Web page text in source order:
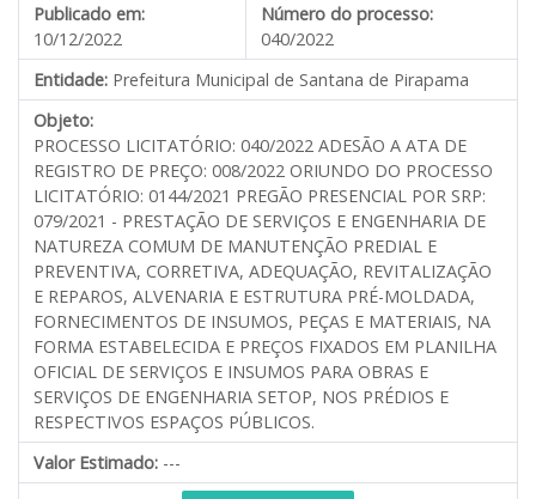
Publicado em:
10/12/2022
Número do processo:
040/2022
Entidade: Prefeitura Municipal de Santana de Pirapama
Objeto:
PROCESSO LICITATÓRIO: 040/2022 ADESÃO A ATA DE
REGISTRO DE PREÇO: 008/2022 ORIUNDO DO PROCESSO
LICITATÓRIO: 0144/2021 PREGÃO PRESENCIAL POR SRP:
079/2021 - PRESTAÇÃO DE SERVIÇOS E ENGENHARIA DE
NATUREZA COMUM DE MANUTENÇÃO PREDIAL E
PREVENTIVA, CORRETIVA, ADEQUAÇÃO, REVITALIZAÇÃO
E REPAROS, ALVENARIA E ESTRUTURA PRÉ-MOLDADA,
FORNECIMENTOS DE INSUMOS, PEÇAS E MATERIAIS, NA
FORMA ESTABELECIDA E PREÇOS FIXADOS EM PLANILHA
OFICIAL DE SERVIÇOS E INSUMOS PARA OBRAS E
SERVIÇOS DE ENGENHARIA SETOP, NOS PRÉDIOS E
RESPECTIVOS ESPAÇOS PÚBLICOS.
Valor Estimado: ---